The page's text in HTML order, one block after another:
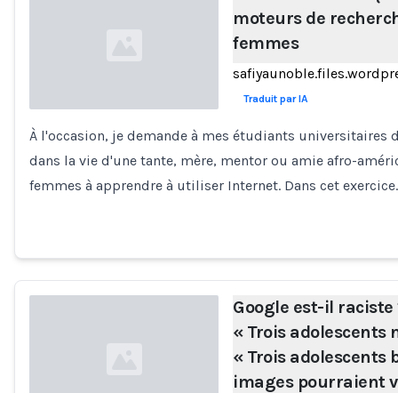
moteurs de
femmes
Traduit par IA
À l'occasion, je demande à mes étudiants universitaires
dans la vie d'une tante, mère, mentor ou amie afro-
femmes à apprendre à utiliser Internet. Dans cet
Google est-il raciste
« Trois adolescents
« Trois adolescents
images pourraient